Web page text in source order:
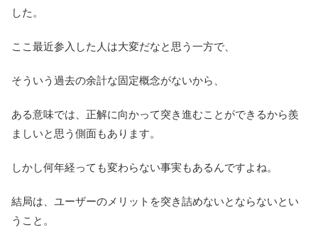
した。
ここ最近参入した人は大変だなと思う一方で、
そういう過去の余計な固定概念がないから、
ある意味では、正解に向かって突き進むことができるから羨
ましいと思う側面もあります。
しかし何年経っても変わらない事実もあるんですよね。
結局は、ユーザーのメリットを突き詰めないとならないとい
うこと。